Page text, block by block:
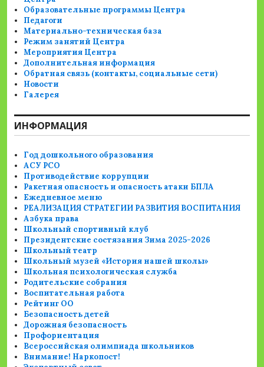
Образовательные программы Центра
Педагоги
Материально-техническая база
Режим занятий Центра
Мероприятия Центра
Дополнительная информация
Обратная связь (контакты, социальные сети)
Новости
Галерея
ИНФОРМАЦИЯ
Год дошкольного образования
АСУ РСО
Противодействие коррупции
Ракетная опасность и опасность атаки БПЛА
Ежедневное меню
РЕАЛИЗАЦИЯ СТРАТЕГИИ РАЗВИТИЯ ВОСПИТАНИЯ
Азбука права
Школьный спортивный клуб
Президентские состязания Зима 2025-2026
Школьный театр
Школьный музей «История нашей школы»
Школьная психологическая служба
Родительские собрания
Воспитательная работа
Рейтинг ОО
Безопасность детей
Дорожная безопасность
Профориентация
Всероссийская олимпиада школьников
Внимание! Наркопост!